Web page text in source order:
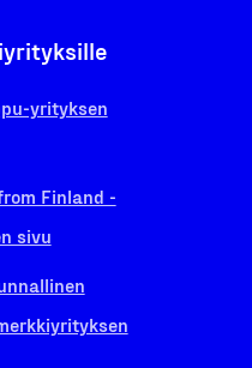
yrityksen
Finland -
sivu